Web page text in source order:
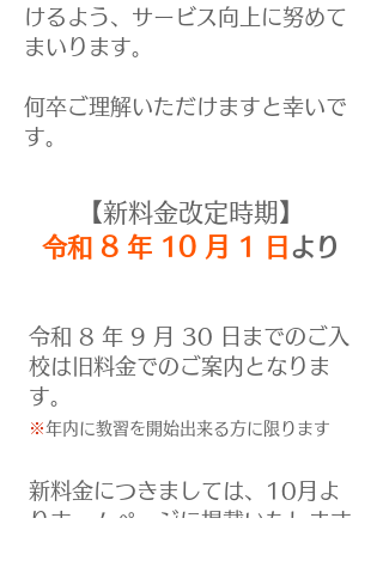
けるよう、サービス向上に努めて
まいります。
​何卒ご理解いただけますと幸いで
す。
【新料金改定時期】
令和 8 年 10 月 1 日 より
​令和 8 年 9 月 30 日までのご入
校は旧料金でのご案内となりま
す。
※年内に教習を開始出来る方に限ります
新料金につきましては、10 月よ
りホームページに掲載いたします